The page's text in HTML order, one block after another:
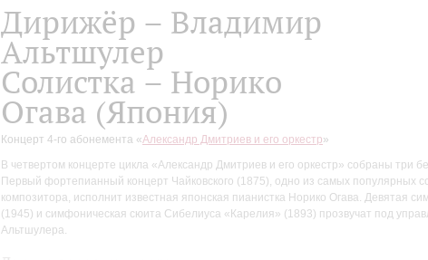
Дирижёр – Владимир
Альтшулер
Солистка – Норико
Огава (Япония)
Концерт 4-го абонемента «Александр Дмитриев и его оркестр»
В четвертом концерте цикла «Александр Дмитриев и его оркестр» собраны три
Первый фортепианный концерт Чайковского (1875), одно из самых популярных
композитора, исполнит известная японская пианистка Норико Огава. Девятая
(1945) и симфоническая сюита Сибелиуса «Карелия» (1893) прозвучат под
Альтшулера.